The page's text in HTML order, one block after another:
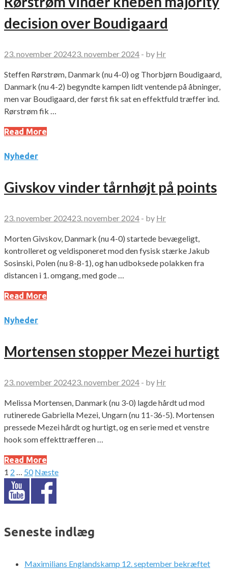
decision over Boudigaard
23. november 202423. november 2024 - by Hr
Steffen Rørstrøm, Danmark (nu 4-0) og Thorbjørn Boudigaard,
Danmark (nu 4-2) begyndte kampen lidt ventende på åbninger,
men var Boudigaard, der først fik sat en effektfuld træffer ind.
Rørstrøm fik …
Read More
Nyheder
Givskov vinder tårnhøjt på points
23. november 202423. november 2024 - by Hr
Morten Givskov, Danmark (nu 4-0) startede bevægeligt,
kontrolleret og veldisponeret mod den fysisk stærke Jakub
Sosinski, Polen (nu 8-8-1), og han udboksede polakken fra
distancen i 1. omgang, med gode …
Read More
Nyheder
Mortensen stopper Mezei hurtigt
23. november 202423. november 2024 - by Hr
Melissa Mortensen, Danmark (nu 3-0) lagde hårdt ud mod
rutinerede Gabriella Mezei, Ungarn (nu 11-36-5). Mortensen
pressede Mezei hårdt og hurtigt, og en serie med et venstre
hook som effekttræfferen …
Read More
Indlægsinddeling
1 2 … 50 Næste
Seneste indlæg
Maximilians Englandskamp 12. september bekræftet